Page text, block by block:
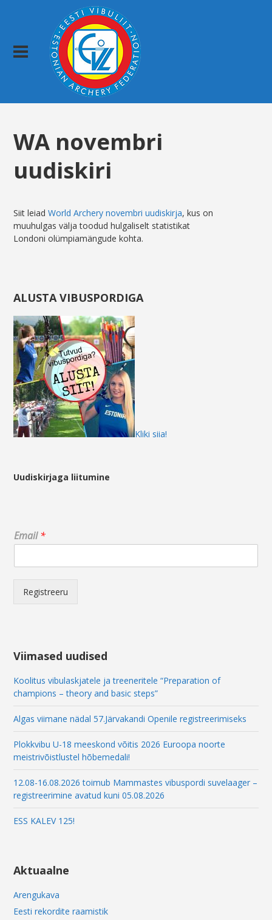
WA novembri
uudiskiri
Siit leiadWorld Archery novembri uudiskirja, kus on
muuhulgas välja toodud hulgaliselt statistikat
Londoni olümpiamängude kohta.
ALUSTA VIBUSPORDIGA
Kliki siia!
Uudiskirjaga liitumine
E
m
i
*
Email*
Registreeru
Viimased uudised
Koolitus vibulaskjatele ja treeneritele “Preparation of
champions – theory and basic steps”
Algas viimane nädal 57.Järvakandi Openile registreerimiseks
Plokkvibu U-18 meeskond võitis 2026 Euroopa noorte
meistrivõistlustel hõbemedali!
12.08-16.08.2026 toimub Mammastes vibuspordi suvelaager –
registreerimine avatud kuni 05.08.2026
ESS KALEV 125!
Aktuaalne
Arengukava
Eesti rekordite raamistik